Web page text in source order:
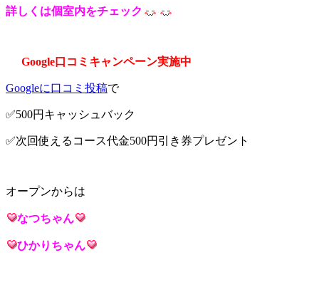
詳しくは個室内をチェック
Google口コミキャンペーン実施中
Googleに口コミ投稿で
✅500円キャッシュバック
✅次回使えるコース代金500円引き券プレゼント
オープンからは
なつちゃん
ひかりちゃん